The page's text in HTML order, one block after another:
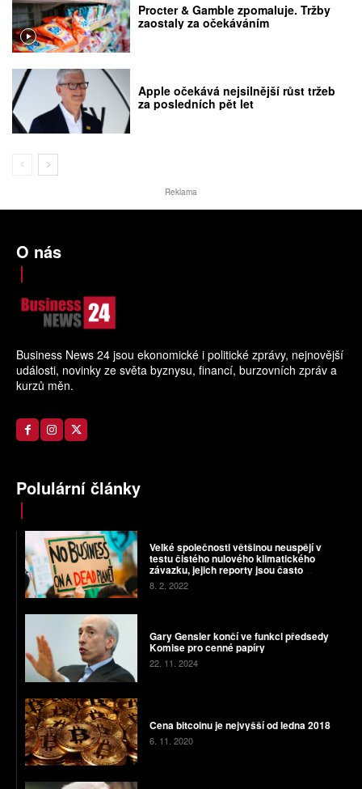
Procter & Gamble zpomaluje. Tržby
zaostaly za očekáváním
Apple očekává nejsilnější růst tržeb
za posledních pět let
Reklama
O nás
Business News 24 jsou ekonomické i politické zprávy, nejnovější
události, novinky ze světa byznysu, financí, burzovních zpráv a
kurzů měn.
Polulární články
Velké společnosti většinou neuspějí v
testu čistého nulového klimatického
závazku, jejich reporty jsou často
zavádějící
8. 2. 2022
Gary Gensler končí ve funkci předsedy
Komise pro cenné papíry
22. 11. 2024
Cena bitcoinu je nejvyšší od ledna 2018
6. 11. 2020